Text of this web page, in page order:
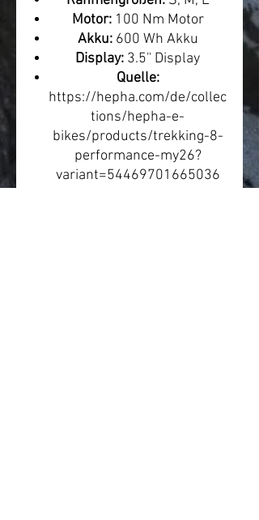
Motor:100 Nm Motor
Akku:600 Wh Akku
Display: 3.5'' Display
Quelle:
https://hepha.com/de/collec
tions/hepha-e-
bikes/products/trekking-8-
performance-my26?
variant=54469701665036